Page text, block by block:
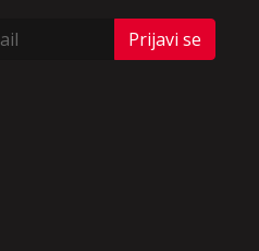
Prijavi se